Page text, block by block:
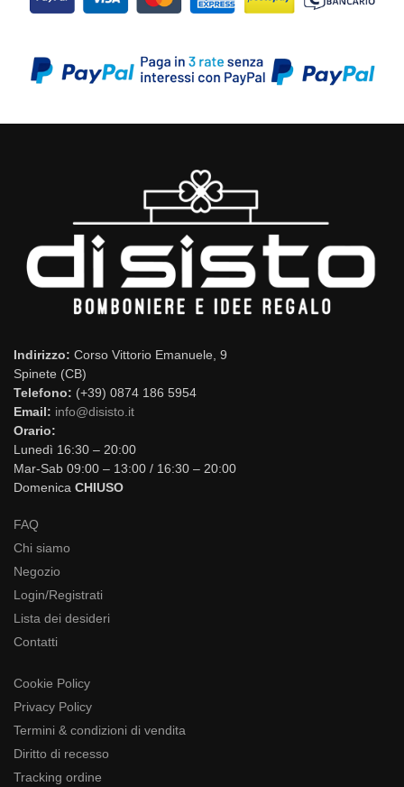
Indirizzo: Corso Vittorio Emanuele, 9
Spinete (CB)
Telefono: (+39) 0874 186 5954
Email: info@disisto.it
Orario:
Lunedì 16:30 – 20:00
Mar-Sab 09:00 – 13:00 / 16:30 – 20:00
Domenica CHIUSO
FAQ
Chi siamo
Negozio
Login/Registrati
Lista dei desideri
Contatti
Cookie Policy
Privacy Policy
Termini & condizioni di vendita
Diritto di recesso
Tracking ordine